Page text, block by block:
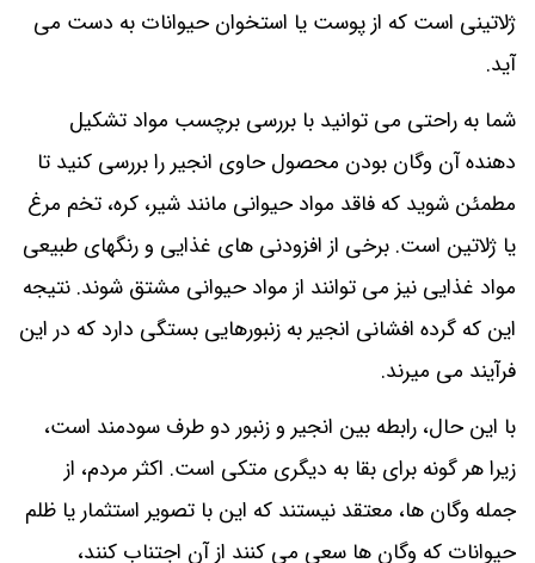
ژلاتینی است که از پوست یا استخوان حیوانات به دست می
آید.
شما به راحتی می توانید با بررسی برچسب مواد تشکیل
دهنده آن وگان بودن محصول حاوی انجیر را بررسی کنید تا
مطمئن شوید که فاقد مواد حیوانی مانند شیر، کره، تخم مرغ
یا ژلاتین است. برخی از افزودنی‌ های غذایی و رنگهای طبیعی
مواد غذایی نیز می‌ توانند از مواد حیوانی مشتق شوند. نتیجه
این که گرده افشانی انجیر به زنبورهایی بستگی دارد که در این
فرآیند می میرند.
با این حال، رابطه بین انجیر و زنبور دو طرف سودمند است،
زیرا هر گونه برای بقا به دیگری متکی است. اکثر مردم، از
جمله وگان ها، معتقد نیستند که این با تصویر استثمار یا ظلم
حیوانات که وگان ها سعی می کنند از آن اجتناب کنند،